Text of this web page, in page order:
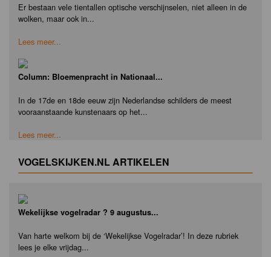
Er bestaan vele tientallen optische verschijnselen, niet alleen in de
wolken, maar ook in...
Lees meer...
Column: Bloemenpracht in Nationaal...
In de 17de en 18de eeuw zijn Nederlandse schilders de meest
vooraanstaande kunstenaars op het...
Lees meer...
VOGELSKIJKEN.NL ARTIKELEN
Wekelijkse vogelradar ? 9 augustus...
Van harte welkom bij de ‘Wekelijkse Vogelradar’! In deze rubriek
lees je elke vrijdag...